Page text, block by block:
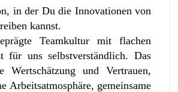
in der Du die Innovationen von
kannst.
Teamkultur mit flachen
für uns selbstverständlich. Das
Wertschätzung und Vertrauen,
Arbeitsatmosphäre, gemeinsame